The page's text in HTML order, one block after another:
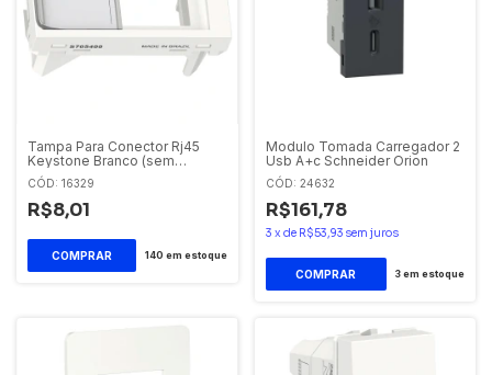
Tampa Para Conector Rj45
Keystone Branco (sem
Conector) Orion S70542104
Schneider
CÓD: 16329
R$8,01
140 em estoque
Modulo Tomada Carregador 2
Usb A+c Schneider Orion
CÓD: 24632
R$161,78
3 x de R$53,93 sem juros
3em estoque